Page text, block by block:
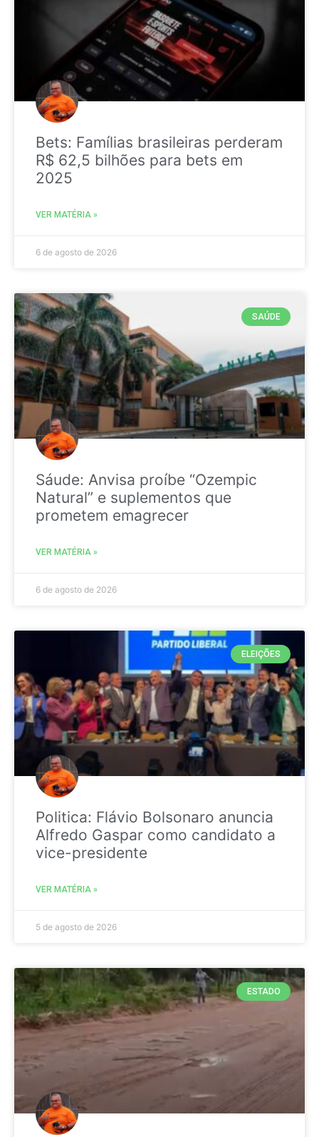
Bets: Famílias brasileiras perderam
R$ 62,5 bilhões para bets em
2025
VER MATÉRIA »
6 de agosto de 2026
SAÚDE
Sáude: Anvisa proíbe “Ozempic
Natural” e suplementos que
prometem emagrecer
VER MATÉRIA »
6 de agosto de 2026
ELEIÇÕES
Politica: Flávio Bolsonaro anuncia
Alfredo Gaspar como candidato a
vice-presidente
VER MATÉRIA »
5 de agosto de 2026
ESTADO